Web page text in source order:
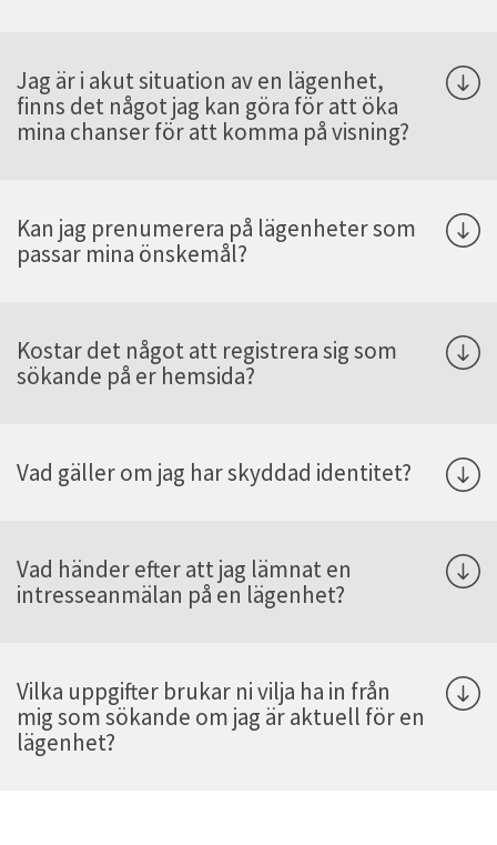
Jag är i akut situation av en lägenhet,
finns det något jag kan göra för att öka
mina chanser för att komma på visning?
Kan jag prenumerera på lägenheter som
passar mina önskemål?
Kostar det något att registrera sig som
sökande på er hemsida?
Vad gäller om jag har skyddad identitet?
Vad händer efter att jag lämnat en
intresseanmälan på en lägenhet?
Vilka uppgifter brukar ni vilja ha in från
mig som sökande om jag är aktuell för en
lägenhet?